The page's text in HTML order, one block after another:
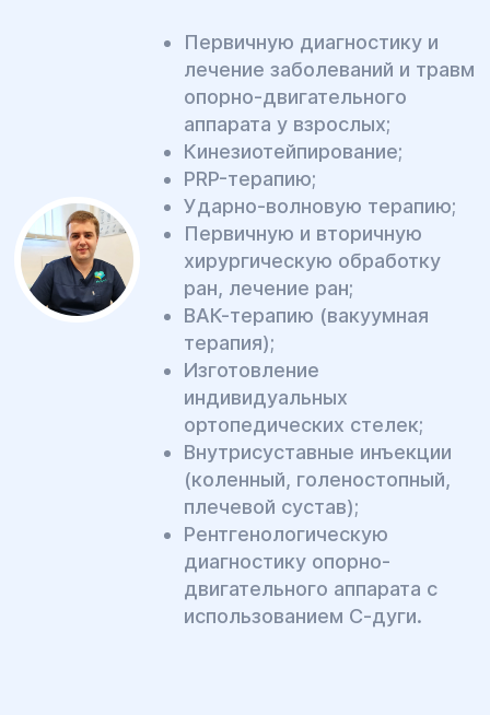
Первичную диагностику и
лечение заболеваний и травм
опорно-двигательного
аппарата у взрослых;
Кинезиотейпирование;
PRP-терапию;
Ударно-волновую терапию;
Первичную и вторичную
хирургическую обработку
ран, лечение ран;
ВАК-терапию (вакуумная
терапия);
Изготовление
индивидуальных
ортопедических стелек;
Внутрисуставные инъекции
(коленный, голеностопный,
плечевой сустав);
Рентгенологическую
диагностику опорно-
двигательного аппарата с
использованием С-дуги.